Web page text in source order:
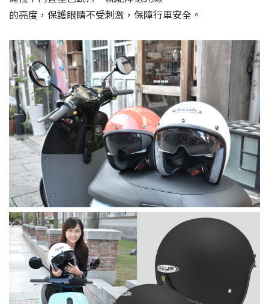
的亮度，保護眼睛不受刺激，保障行車安全。